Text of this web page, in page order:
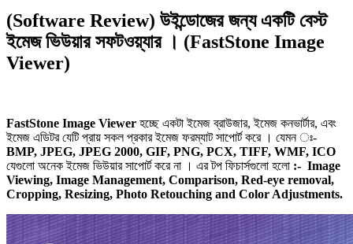
(Software Review) উইন্ডোজের জন্য একটি বেস্ট
ইমেজ ভিউয়ার সফটওয়্যার । (FastStone Image
Viewer)
FastStone Image Viewer হচ্ছে একটা ইমেজ ব্রাউজার, ইমেজ কনভার্টার, এবং
ইমেজ এডিটর যেটি প্রায় সকল প্রকার ইমেজ ফরম্যাট সাপোর্ট করে । যেমন ঃ-
BMP, JPEG, JPEG 2000, GIF, PNG, PCX, TIFF, WMF, ICO
যেগুলো অনেক ইমেজ ভিউয়ার সাপোর্ট করে না । এর টপ ফিচার্সগুলো হলো :- Image
Viewing, Image Management, Comparison, Red-eye removal,
Cropping, Resizing, Photo Retouching and Color Adjustments.